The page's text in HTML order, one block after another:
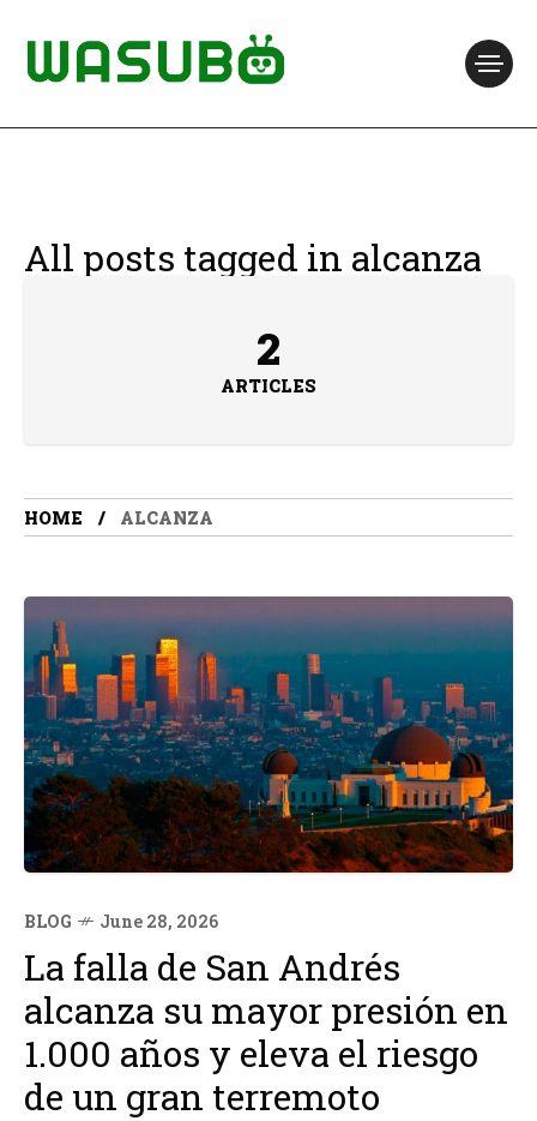
All posts tagged in alcanza
2
ARTICLES
HOME ALCANZA
BLOG June 28, 2026
La falla de San Andrés
alcanza su mayor presión en
1.000 años y eleva el riesgo
de un gran terremoto